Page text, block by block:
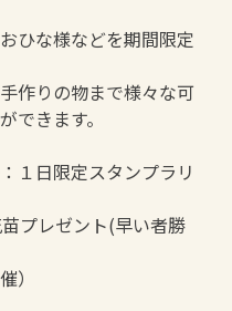
ひな様などを期間限定
作りの物まで様々な可
できます。
１日限定スタンプラリ
プレゼント(早い者勝
）